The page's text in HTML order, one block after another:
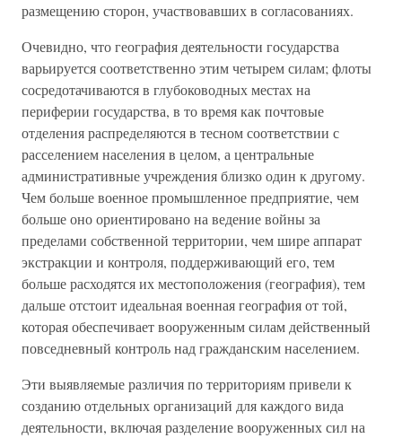
размещению сторон, участвовавших в согласованиях.
Очевидно, что география деятельности государства
варьируется соответственно этим четырем силам; флоты
сосредотачиваются в глубоководных местах на
периферии государства, в то время как почтовые
отделения распределяются в тесном соответствии с
расселением населения в целом, а центральные
административные учреждения близко один к другому.
Чем больше военное промышленное предприятие, чем
больше оно ориентировано на ведение войны за
пределами собственной территории, чем шире аппарат
экстракции и контроля, поддерживающий его, тем
больше расходятся их местоположения (география), тем
дальше отстоит идеальная военная география от той,
которая обеспечивает вооруженным силам действенный
повседневный контроль над гражданским населением.
Эти выявляемые различия по территориям привели к
созданию отдельных организаций для каждого вида
деятельности, включая разделение вооруженных сил на